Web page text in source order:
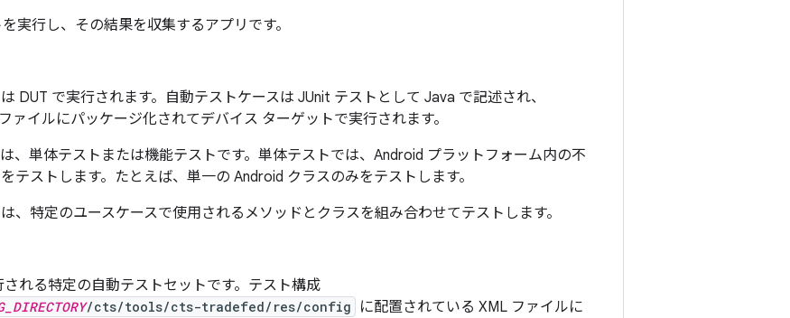
実行し、その結果を収集するアプリです。
DUT で実行されます。自動テストケースは JUnit テストとして Java で記述され、
ァイルにパッケージ化されてデバイス ターゲットで実行されます。
、単体テストまたは機能テストです。 単体テストでは、Android プラットフォーム内の不
テストします。たとえば、単一の Android クラスのみをテストします。
、特定のユースケースで使用されるメソッドとクラスを組み合わせてテストします。
される特定の自動テストセットです。テスト構成
/cts/tools/cts-tradefed/res/config
に配置されている XML ファイルに